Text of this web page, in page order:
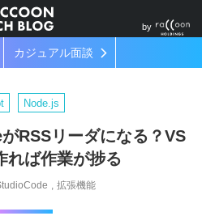
by
カジュアル面談
Node.js
RSSリーダになる？VS
れば作業が捗る
拡張機能